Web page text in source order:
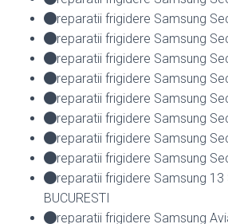
reparatii frigidere Samsung
reparatii frigidere Samsung
reparatii frigidere Samsung
reparatii frigidere Samsung
reparatii frigidere Samsung
reparatii frigidere Samsung
reparatii frigidere Samsung
reparatii frigidere Samsung
reparatii frigidere Samsung
BUCURESTI
reparatii frigidere Samsung